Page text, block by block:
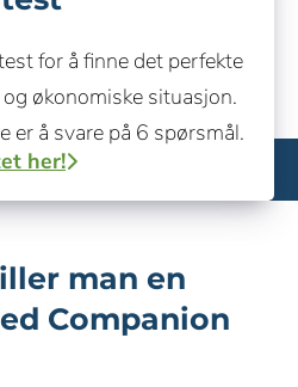
for å finne det perfekte
økonomiske situasjon.
er å svare på 6 spørsmål.
her!
man en
Companion